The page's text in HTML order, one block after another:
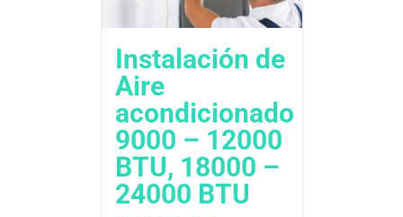
Instalación de
Aire
acondicionado
9000 – 12000
BTU, 18000 –
24000 BTU